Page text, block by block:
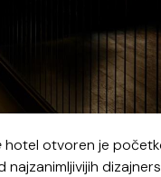
hotel otvoren je
najzanimljivijih